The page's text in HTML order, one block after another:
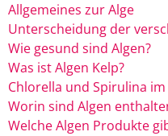
Allgemeines zur Alge
Unterscheidung der
Wie gesund sind Algen?
Was ist Algen Kelp?
Chlorella und Spirulina
Worin sind Algen
Welche Algen Produkte